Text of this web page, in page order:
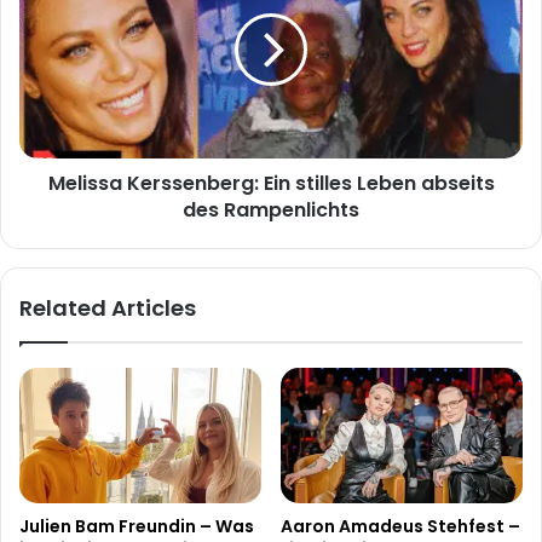
stilles
Leben
abseits
des
Rampenlichts
Melissa Kerssenberg: Ein stilles Leben abseits
des Rampenlichts
Related Articles
Julien Bam Freundin – Was
Aaron Amadeus Stehfest –